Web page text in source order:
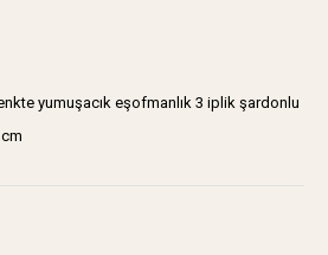
yumuşacık eşofmanlık 3 iplik şardonlu